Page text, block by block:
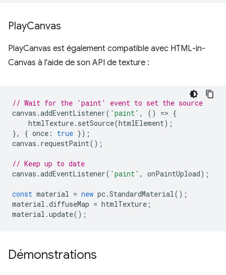
PlayCanvas
PlayCanvas est également compatible avec HTML-in-
Canvas à l'aide de son API de texture :
// Wait for the 'paint' event to set the source
canvas .addEventListener( 'paint' , () => {
htmlTexture. setSource(htmlElement);
},
{ once : true });
canvas . requestPaint();
// Keep up to date
canvas .addEventListener( 'paint' , onPaintUpload);
const material = new pc.StandardMaterial();
material .diffuseMap = htmlTexture ;
material .update();
Démonstrations